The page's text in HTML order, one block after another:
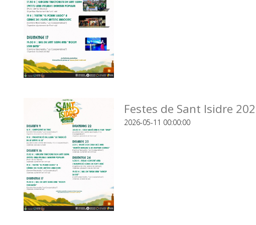
Festes de Sant Isidre
2026-05-11 00:00:00